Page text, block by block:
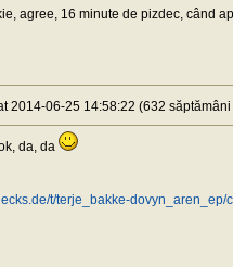
agree, 16 minute de pizdec, când
2014-06-25 14:58:22 (632
da, da
t/terje_bakke-dovyn_aren_ep/